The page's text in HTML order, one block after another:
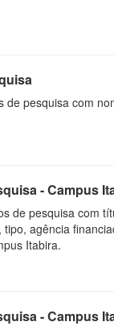
de pesquisa com
- Campus
de pesquisa com
tipo, agência
Itabira.
- Campus